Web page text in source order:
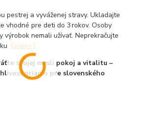
pestrej a vyváženej stravy. Ukladajte
vhodné pre deti do 3 rokov. Osoby
výrobok nemali užívať. Neprekračujte
Epam+1
svojej mysli pokoj a vitalitu –
priamo pre slovenského